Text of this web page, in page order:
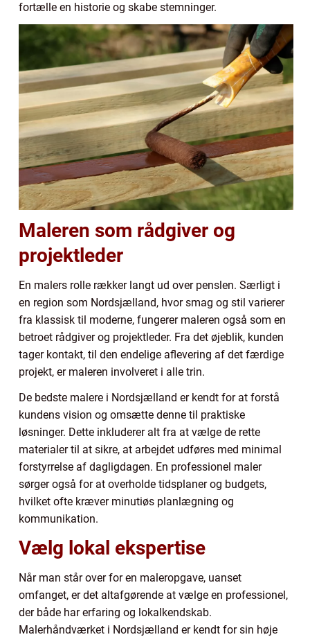
fortælle en historie og skabe stemninger.
Maleren som rådgiver og
projektleder
En malers rolle rækker langt ud over penslen. Særligt i
en region som Nordsjælland, hvor smag og stil varierer
fra klassisk til moderne, fungerer maleren også som en
betroet rådgiver og projektleder. Fra det øjeblik, kunden
tager kontakt, til den endelige aflevering af det færdige
projekt, er maleren involveret i alle trin.
De bedste malere i Nordsjælland er kendt for at forstå
kundens vision og omsætte denne til praktiske
løsninger. Dette inkluderer alt fra at vælge de rette
materialer til at sikre, at arbejdet udføres med minimal
forstyrrelse af dagligdagen. En professionel maler
sørger også for at overholde tidsplaner og budgets,
hvilket ofte kræver minutiøs planlægning og
kommunikation.
Vælg lokal ekspertise
Når man står over for en maleropgave, uanset
omfanget, er det altafgørende at vælge en professionel,
der både har erfaring og lokalkendskab.
Malerhåndværket i Nordsjælland er kendt for sin høje